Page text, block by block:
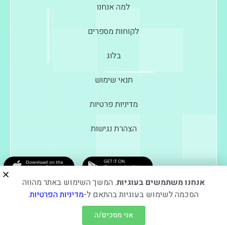
למה אנחנו
לקוחות מספרים
בלוג
תנאי שימוש
מדיניות פרטיות
הצהרת נגישות
כל הזכויות שמורות EZFLEET © 2024 עוצב ופותח ע”י elevate
אנחנו משתמשים בעוגיות. המשך השימוש באתר מהווה
הסכמה לשימוש בעוגיות בהתאם ל-מדיניות הפרטיות.
אני מסכים/ה